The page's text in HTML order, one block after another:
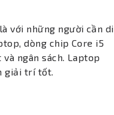
với những người cần di
dòng chip Core i5
ngân sách. Laptop
giải trí tốt.